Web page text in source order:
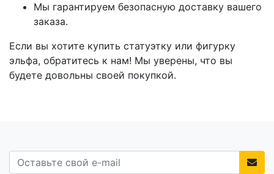
Мы гарантируем безопасную доставку вашего
заказа.
Если вы хотите купить статуэтку или фигурку
эльфа, обратитесь к нам! Мы уверены, что вы
будете довольны своей покупкой.